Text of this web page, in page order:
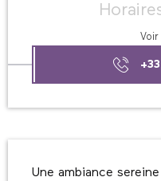
Une ambiance